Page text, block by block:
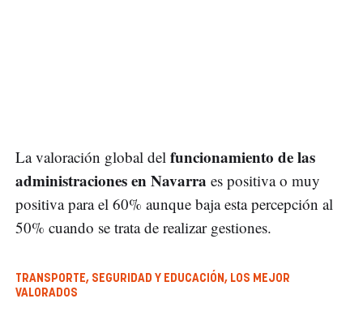
La valoración global del funcionamiento de las
administraciones en Navarra es positiva o muy
positiva para el 60% aunque baja esta percepción al
50% cuando se trata de realizar gestiones.
TRANSPORTE, SEGURIDAD Y EDUCACIÓN, LOS MEJOR
VALORADOS